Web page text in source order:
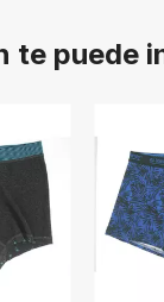
te puede